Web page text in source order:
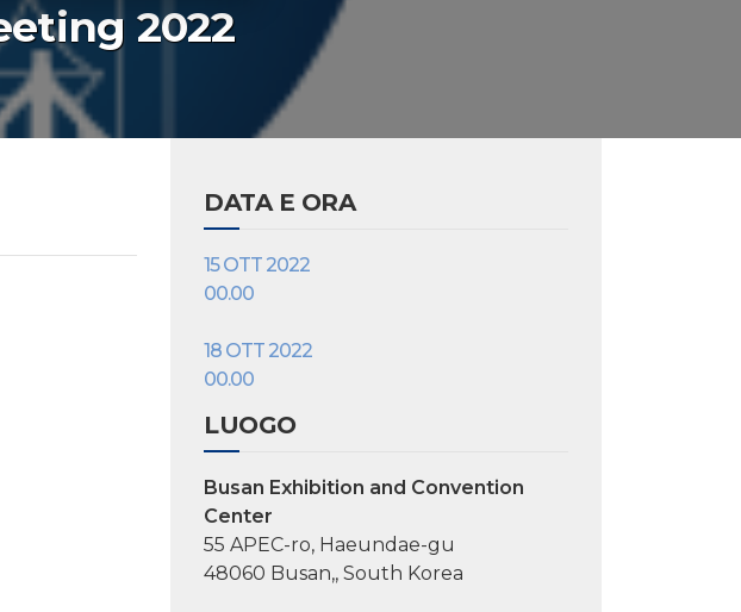
2022
DATA E ORA
15 OTT 2022
00.00
18 OTT 2022
00.00
LUOGO
Busan Exhibition and Convention
Center
55 APEC-ro, Haeundae-gu
48060 Busan,, South Korea